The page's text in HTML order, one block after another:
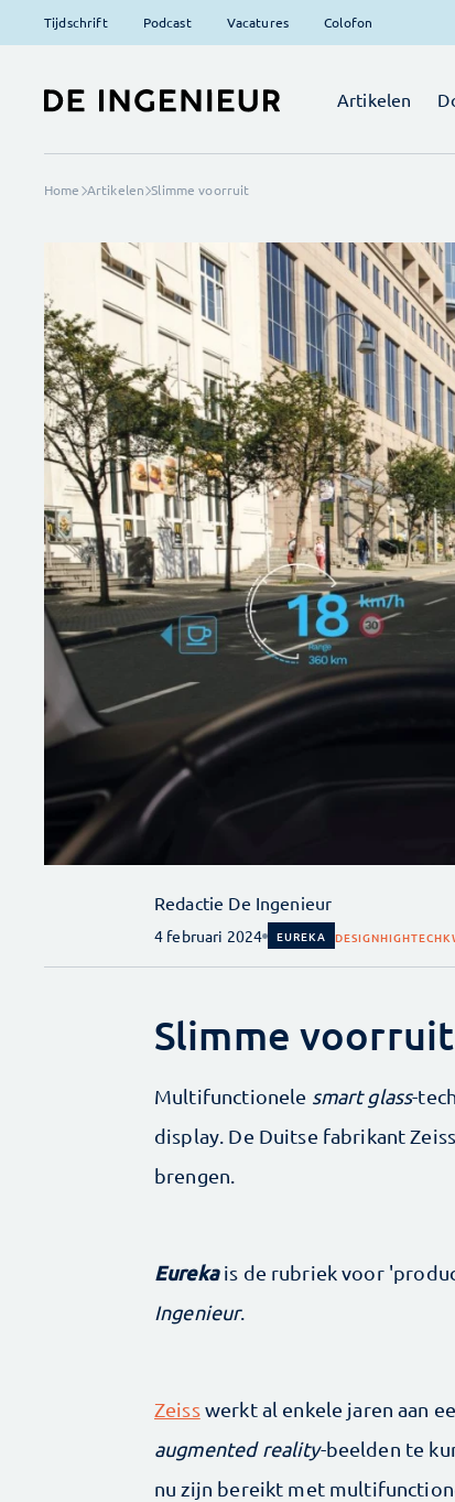
Tijdschrift Podcast Vacatures Colofon
Artikelen
Home Artikelen Slimme voorruit
Redactie De Ingenieur
4 februari 2024 EUREKA DESIGNHIGHTECH
Slimme voorruit
Multifunctionele smart glass-
display. De Duitse fabrikant
brengen.
Eureka is de rubriek voor
Ingenieur.
Zeisswerkt al enkele jaren aan
augmented reality-beelden te
nu zijn bereikt met